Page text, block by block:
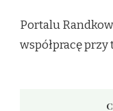
Portalu
współpracę